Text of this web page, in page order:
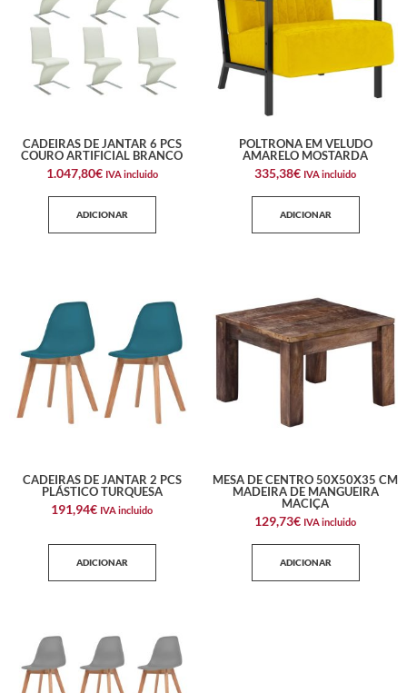
CADEIRAS DE JANTAR 6 PCS
COURO ARTIFICIAL BRANCO
1.047,80€ IVA incluido
ADICIONAR
POLTRONA EM VELUDO
AMARELO MOSTARDA
335,38€ IVA incluido
ADICIONAR
CADEIRAS DE JANTAR 2 PCS
PLÁSTICO TURQUESA
191,94€ IVA incluido
ADICIONAR
MESA DE CENTRO 50X50X35 CM
MADEIRA DE MANGUEIRA
MACIÇA
129,73€ IVA incluido
ADICIONAR